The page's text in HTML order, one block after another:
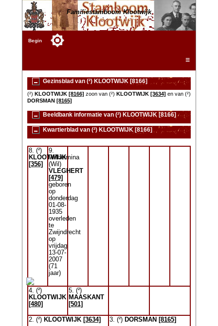
Familiestamboom Klootwijk
Begin
☰
Gezinsblad van (²) KLOOTWIJK [8166]
(²) KLOOTWIJK [8166] zoon van (²) KLOOTWIJK [3634] en van (²)
DORSMAN [8165]
Beeldbank informatie van (²) KLOOTWIJK [8166]
Kwartierblad van (²) KLOOTWIJK [8166]
8. (²)
KLOOTWIJK
[356]
9.
Wilhelmina
(Wil)
VLEGHERT
[479]
geboren
op
donderdag
01-08-
1935
overleden
te
Zwijndrecht
op
vrijdag
13-07-
2007
(71
jaar)
4. (²)
KLOOTWIJK
[480]
5. (²)
MAASKANT
[501]
2. (²) KLOOTWIJK [3634] 3. (²) DORSMAN [8165]